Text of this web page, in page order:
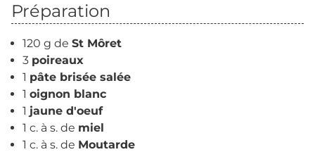
Préparation
120 g de St Môret
3 poireaux
1 pâte brisée salée
1 oignon blanc
1 jaune d'oeuf
1 c. à s. de miel
1 c. à s. de Moutarde